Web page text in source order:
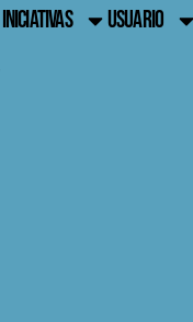
INICIATIVAS USUARIO